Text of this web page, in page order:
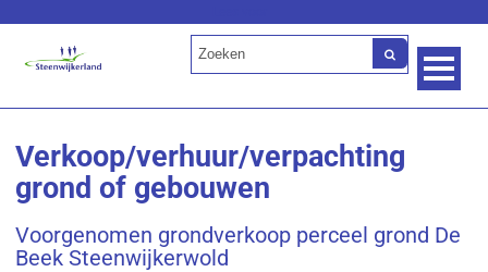
Verkoop/verhuur/verpachting
grond of gebouwen
Voorgenomen grondverkoop perceel grond De
Beek Steenwijkerwold